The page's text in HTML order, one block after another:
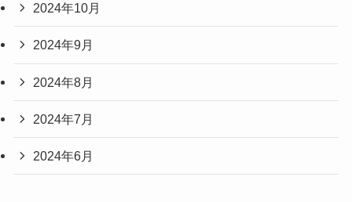
2024年10月
2024年9月
2024年8月
2024年7月
2024年6月